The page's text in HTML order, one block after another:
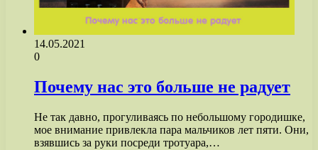
14.05.2021
0
Почему нас это больше не радует
Не так давно, прогуливаясь по небольшому городишке,
мое внимание привлекла пара мальчиков лет пяти. Они,
взявшись за руки посреди тротуара,…